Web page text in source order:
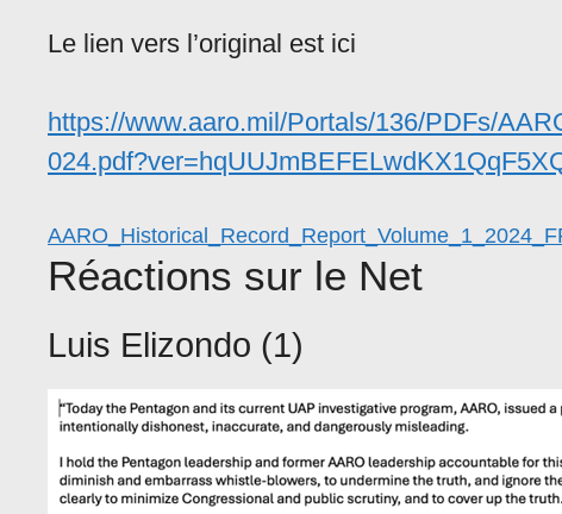
Le lien vers l’original est ici
https://www.aaro.mil/Portals/136/PDFs/
Réactions sur le Net
Luis Elizondo (1)